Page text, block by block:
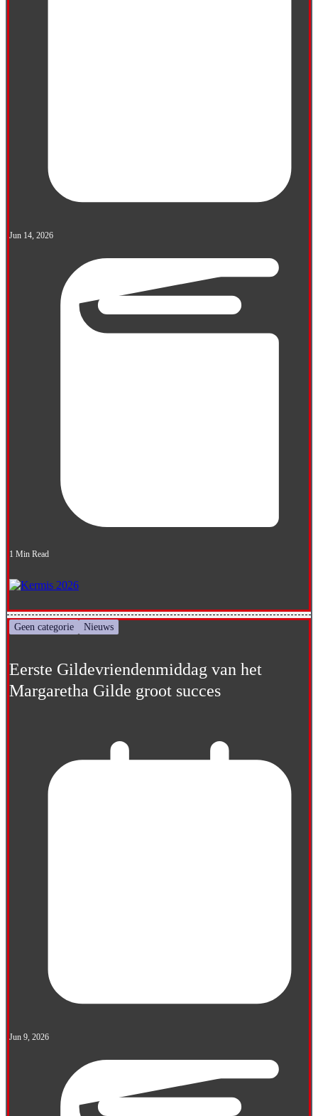
Jun 14, 2026
1 Min Read
Geen categorie Nieuws
Eerste Gildevriendenmiddag van het
Margaretha Gilde groot succes
Jun 9, 2026